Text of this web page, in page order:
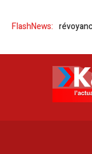
FlashNews:
Globale Prévoyance